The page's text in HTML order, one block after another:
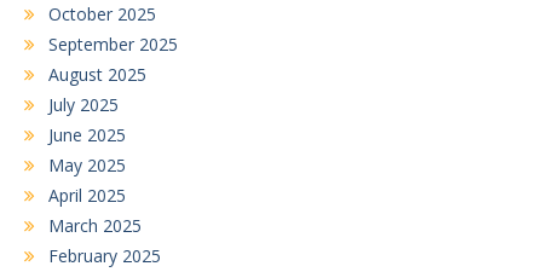
October 2025
September 2025
August 2025
July 2025
June 2025
May 2025
April 2025
March 2025
February 2025